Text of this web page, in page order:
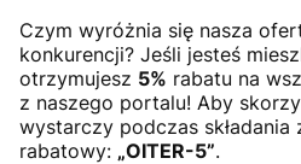
Czym wyróżnia się nasza
konkurencji? Jeśli jesteś
otrzymujesz 5% rabatu na
z naszego portalu! Aby
wystarczy podczas
rabatowy: „OITER-5”.